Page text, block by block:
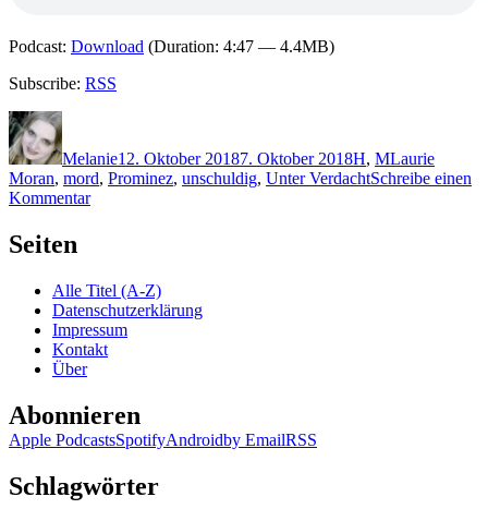
Podcast: Download (Duration: 4:47 — 4.4MB)
Subscribe: RSS
Autor
Melanie12. Oktober 20187. Oktober 2018H, MLaurie
Moran, mord, Prominez, unschuldig, Unter VerdachtSchreibe einen
Kommentarzu
–
Schlafe
für
immer
Seiten
Alle Titel (A-Z)
Datenschutzerklärung
Impressum
Kontakt
Über
Abonnieren
Apple PodcastsSpotifyAndroidby EmailRSS
Schlagwörter